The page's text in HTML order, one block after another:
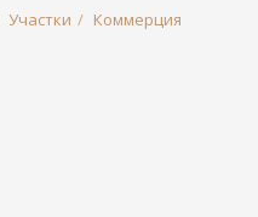
Участки Коммерция